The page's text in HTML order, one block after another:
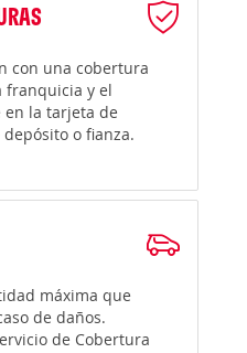
con una cobertura
franquicia y el
la tarjeta de
o fianza.
máxima que
de daños.
de Cobertura